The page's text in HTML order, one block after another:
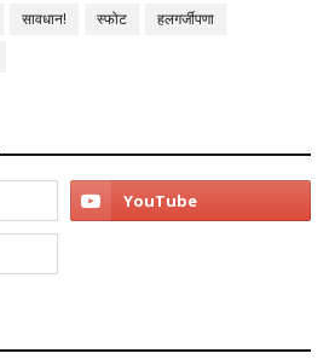
सावधान! स्फोट
हलगर्जीपणा